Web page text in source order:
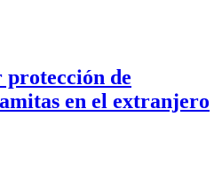
de
en el extranjero